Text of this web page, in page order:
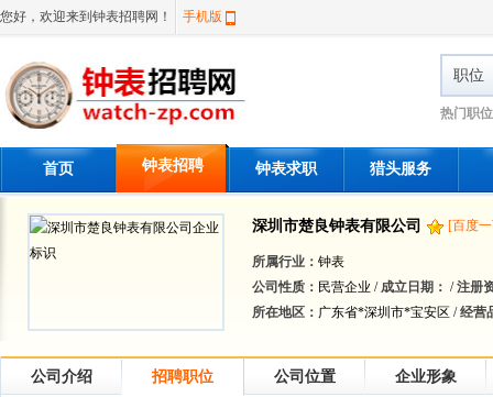
您好，欢迎来到钟表招聘网！ 手机版
职位
热门职
首页 钟表招聘 钟表求职 猎头服务
深圳市楚良钟表有限公司 [百度
所属行业： 钟表
公司性质： 民营企业 /成立日期： /注册
所在地区： 广东省*深圳市*宝安区 /经营
公司介绍 招聘职位 公司位置 企业形象